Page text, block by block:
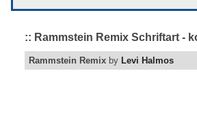
:: Rammstein Remix Schriftart -
Rammstein Remix by Levi Halmos